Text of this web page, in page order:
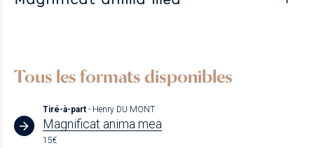
Tous les formats disponibles
Tiré-à-part - Henry DU MONT
Magnificat anima mea
15€